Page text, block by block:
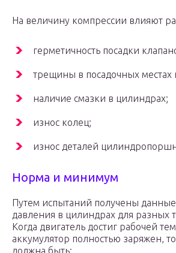
На величину компрессии влияют
герметичность посадки
трещины в посадочных местах
наличие смазки в цилиндрах;
износ колец;
износ деталей
Норма и минимум
Путем испытаний получены
давления в цилиндрах для разных
Когда двигатель достиг рабочей
аккумулятор полностью заряжен,
должна быть: